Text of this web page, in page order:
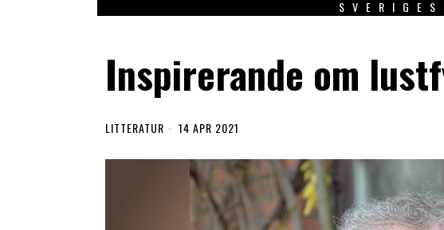
Inspirerande om
LITTERATUR 14 APR 2021